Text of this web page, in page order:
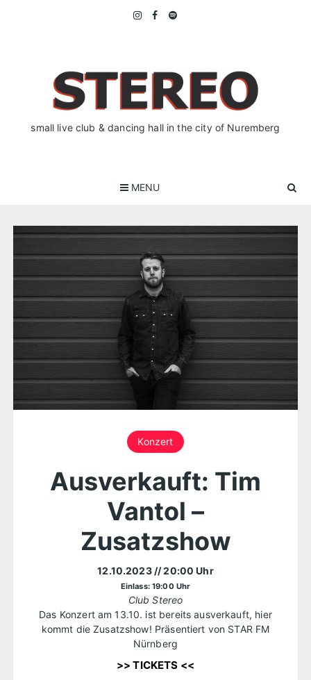
small live club & dancing hall in the city of Nuremberg
MENU
Konzert
Ausverkauft: Tim
Vantol –
Zusatzshow
12.10.2023 // 20:00 Uhr
Einlass: 19:00 Uhr
Club Stereo
Das Konzert am 13.10. ist bereits ausverkauft, hier
kommt die Zusatzshow! Präsentiert von STAR FM
Nürnberg
>> TICKETS <<